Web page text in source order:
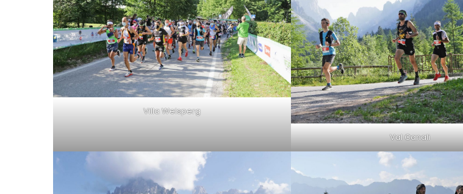
Villa Welsperg
Val Canali